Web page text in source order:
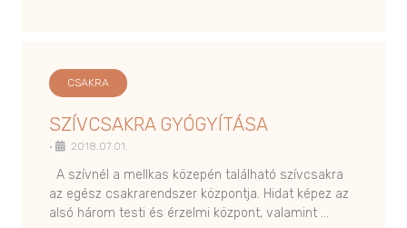
CSAKRA
SZÍVCSAKRA GYÓGYÍTÁSA
• 2018.07.01.
A szívnél a mellkas közepén található szívcsakra
az egész csakrarendszer központja. Hidat képez az
alsó három testi és érzelmi központ, valamint …